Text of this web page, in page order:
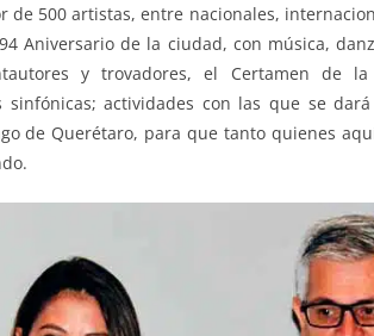
de 500 artistas, entre nacionales,
Aniversario de la ciudad, con música,
y trovadores, el Certamen de
sinfónicas; actividades con las que se
de Querétaro, para que tanto quienes